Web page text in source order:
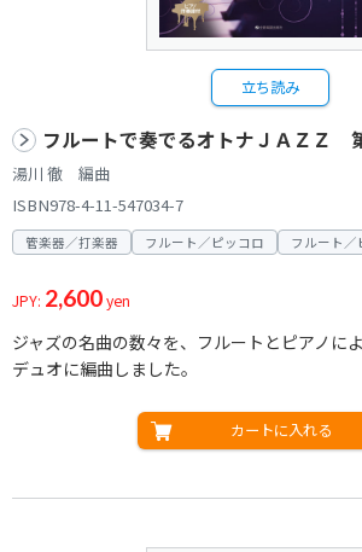
立ち読み
フルートで奏でるオトナＪＡＺＺ
湯川 徹 編曲
ISBN978-4-11-547034-7
管楽器／打楽器 フルート／ピッコロ フルート／
JPY: 2,600yen
ジャズの名曲の数々を、フルートとピアノに
デュオに編曲しました。
カートに入れる